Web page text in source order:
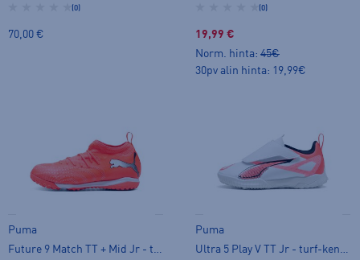
(0)
70,00 €
(0)
19,99 €
Norm. hinta: 45€
30pv alin hinta: 19,99€
Puma
Future 9 Match TT + Mid Jr - turf-kengät
Puma
Ultra 5 Play V TT Jr - turf-kengät